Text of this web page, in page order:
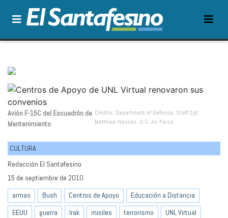
Avión F-15C del Escuadrón de
Mantenimiento
Crédito: Department of Defense, Staff Sgt.
Matthew Hannen, U.S. Air Force.
CULTURA
Redacción El Santafesino
15 de septiembre de 2010
armas
Bush Centros de Apoyo
Educación a Distancia
EEUU
guerra Irak misiles terrorismo
UNL Virtual